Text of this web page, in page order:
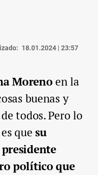
18.01.2024 | 23:57
Moreno en la
buenas y
todos. Pero lo
quesu
político que